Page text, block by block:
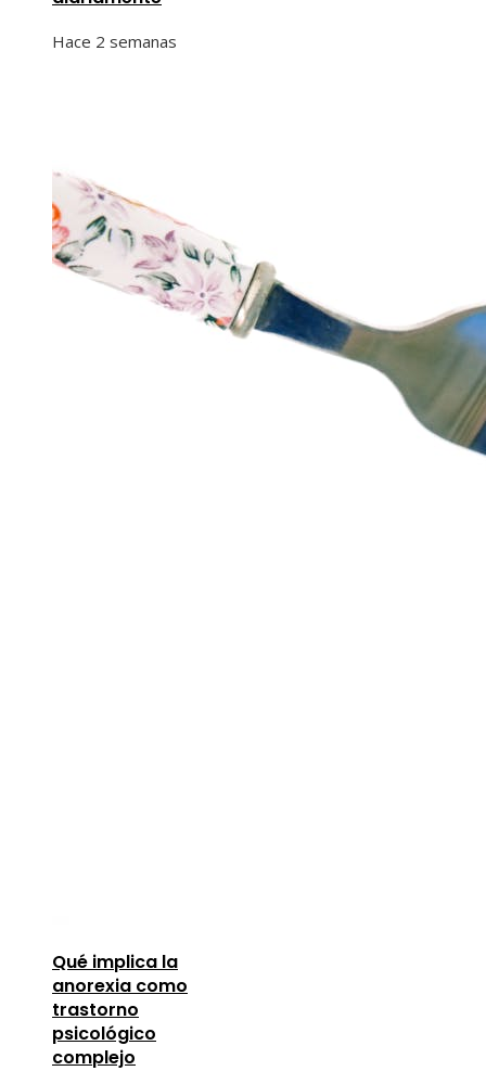
Hace 2 semanas
Qué implica la
anorexia como
trastorno
psicológico
complejo